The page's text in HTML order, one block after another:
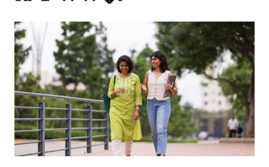
a
Press
the
escape
button
to
close
the
calendar.